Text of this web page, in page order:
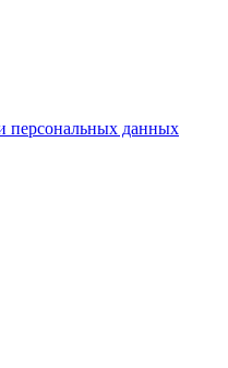
персональных данных